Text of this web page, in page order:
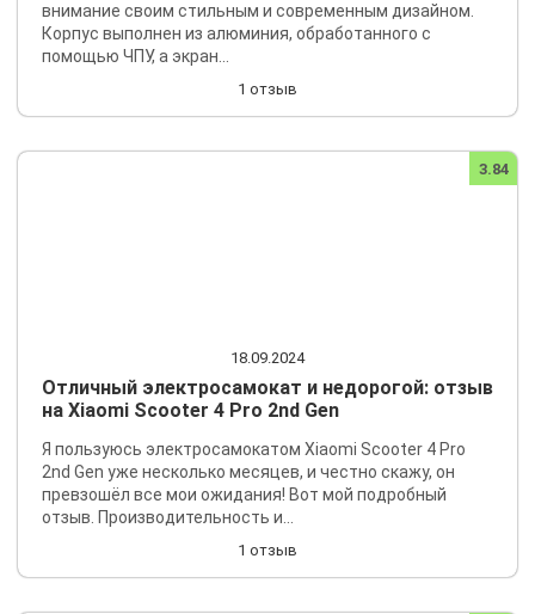
внимание своим стильным и современным дизайном.
Корпус выполнен из алюминия, обработанного с
помощью ЧПУ, а экран...
1 отзыв
3.84
18.09.2024
Отличный электросамокат и недорогой: отзыв
на Xiaomi Scooter 4 Pro 2nd Gen
Я пользуюсь электросамокатом Xiaomi Scooter 4 Pro
2nd Gen уже несколько месяцев, и честно скажу, он
превзошёл все мои ожидания! Вот мой подробный
отзыв. Производительность и...
1 отзыв